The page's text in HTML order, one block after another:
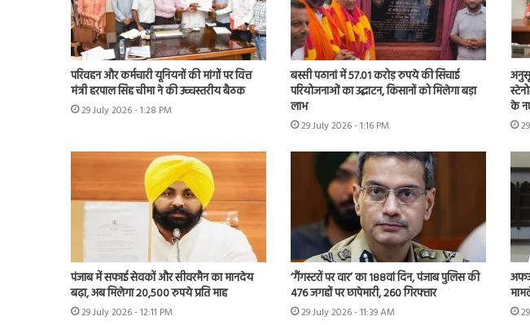
परिवहन और कर्मचारी यूनियनों की मांगों पर वित्त
मंत्री हरपाल सिंह चीमा ने की उच्चस्तरीय बैठक
29 July 2026 - 1:28 PM
बस्सी पठानां में 57.01 करोड़ रुपये की सिंचाई
परियोजनाओं का उद्घाटन, किसानों को मिलेगा बड़ा
लाभ
29 July 2026 - 1:16 PM
के
पंजाब में सफाई सेवकों और सीवरमैन का मानदेय
बढ़ा, अब मिलेगा 20,500 रुपये प्रति माह
29 July 2026 - 12:11 PM
‘गैंगस्टरों पर वार’ का 188वां दिन, पंजाब पुलिस की
476 जगहों पर छापेमारी, 260 गिरफ्तार
29 July 2026 - 11:39 AM